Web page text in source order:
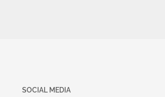
SOCIAL MEDIA